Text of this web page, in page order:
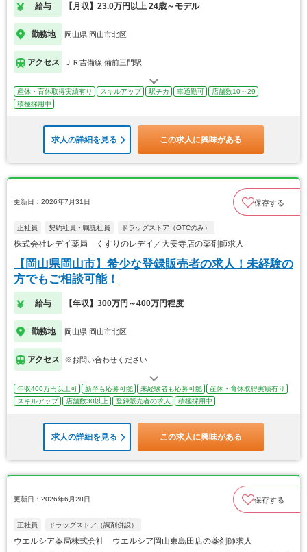
給与 【月収】23.0万円以上 24歳～モデル
勤務地 岡山県 岡山市北区
アクセス ＪＲ吉備線 備前三門駅
産休・育休取得実績有り スキルアップ 駅チカ 車通勤可
店舗数10～29
積極採用中
求人の詳細を見る この求人に興味がある
更新日：2026年7月31日 保存する
正社員 契約社員・嘱託社員 ドラッグストア（OTCのみ）
株式会社レデイ薬局 くすりのレデイ／大安寺店の薬剤師求人
【岡山県岡山市】希少な登録販売者の求人！未経験の
方でもご相談可能！
給与 【年収】300万円～400万円程度
勤務地 岡山県 岡山市北区
アクセス ※お問い合わせください
年収400万円以上可 新卒も応募可能 未経験者も応募可能
産休・育休取得実績有り
スキルアップ
店舗数30以上 登録販売者の求人 積極採用中
求人の詳細を見る この求人に興味がある
更新日：2026年6月28日 保存する
正社員 ドラッグストア（調剤併設）
ウエルシア薬局株式会社 ウエルシア岡山東島田店の薬剤師求人